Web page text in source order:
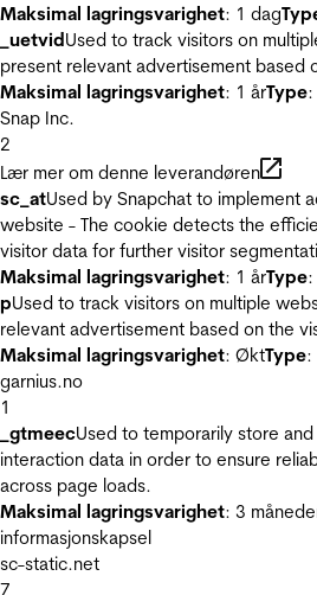
Maksimal lagringsvarighet: 1 dag
_uetvidUsed to track visitors on
present relevant advertisement based
Maksimal lagringsvarighet: 1 årType:
Snap Inc.
2
Lær mer om denne leverandøren
sc_atUsed by Snapchat to implement
website - The cookie detects the
visitor data for further visitor
Maksimal lagringsvarighet: 1 årType:
pUsed to track visitors on multiple
relevant advertisement based on the
Maksimal lagringsvarighet: ØktType:
garnius.no
1
_gtmeecUsed to temporarily store
interaction data in order to ensure
across page loads.
Maksimal lagringsvarighet: 3
informasjonskapsel
sc-static.net
7